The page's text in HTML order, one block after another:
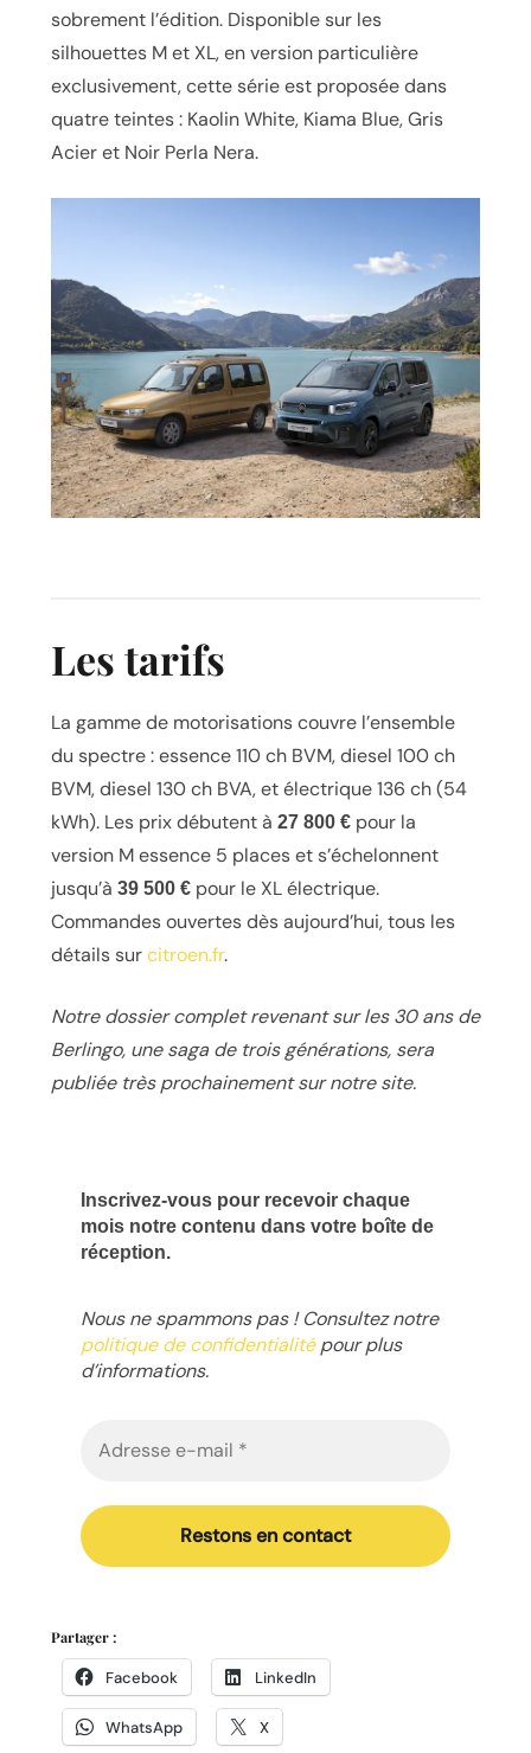
sobrement l’édition. Disponible sur les
silhouettes M et XL, en version particulière
exclusivement, cette série est proposée dans
quatre teintes : Kaolin White, Kiama Blue, Gris
Acier et Noir Perla Nera.
Les tarifs
La gamme de motorisations couvre l’ensemble
du spectre : essence 110 ch BVM, diesel 100 ch
BVM, diesel 130 ch BVA, et électrique 136 ch (54
kWh). Les prix débutent à 27 800 €pour la
version M essence 5 places et s’échelonnent
jusqu’à 39 500 €pour le XL électrique.
Commandes ouvertes dès aujourd’hui, tous les
détails surcitroen.fr.
Notre dossier complet revenant sur les 30 ans de
Berlingo, une saga de trois générations, sera
publiée très prochainement sur notre site.
Inscrivez-vous pour recevoir chaque
mois notre contenu dans votre boîte de
réception.
Nous ne spammons pas ! Consultez notre
politique de confidentialitépour plus
d’informations.
Partager :
Facebook LinkedIn
WhatsApp X